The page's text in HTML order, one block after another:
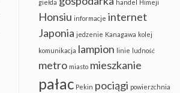
giełda handel Himeji
Honsiu informacje internet
Japonia jedzenie Kanagawa kolej
komunikacja lampion linie ludność
metro miasto mieszkanie
pałac Pekin pociągi powierzchnia